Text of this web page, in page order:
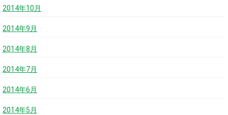
2014年10月
2014年9月
2014年8月
2014年7月
2014年6月
2014年5月